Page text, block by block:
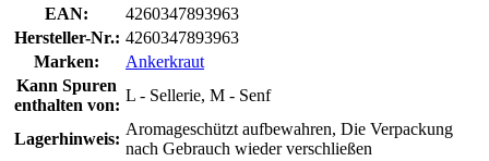
EAN:
4260347893963
Hersteller-Nr.: 4260347893963
Marken:
Ankerkraut
Kann Spuren
enthalten von:
L - Sellerie, M - Senf
Lagerhinweis:
Aromageschützt aufbewahren, Die Verpackung
nach Gebrauch wieder verschließen